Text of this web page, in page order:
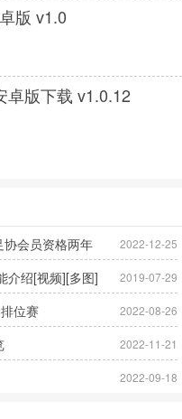
版 v1.0
卓版下载 v1.0.12
会员资格两年 2022-12-25
介绍[视频][多图] 2019-07-29
位赛 2022-08-26
2022-11-21
2022-09-18